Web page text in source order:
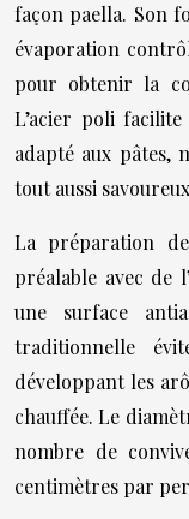
façon paella. Son
évaporation
pour obtenir la
L’acier poli
adapté aux pâtes,
tout aussi
La préparation
préalable avec de
une surface
traditionnelle
développant les
chauffée. Le
nombre de
centimètres par